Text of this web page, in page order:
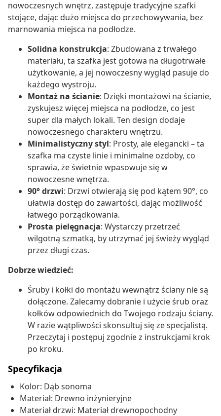
nowoczesnych wnętrz, zastępuje tradycyjne szafki
stojące, dając dużo miejsca do przechowywania, bez
marnowania miejsca na podłodze.
Solidna konstrukcja: Zbudowana z trwałego
materiału, ta szafka jest gotowa na długotrwałe
użytkowanie, a jej nowoczesny wygląd pasuje do
każdego wystroju.
Montaż na ścianie: Dzięki montażowi na ścianie,
zyskujesz więcej miejsca na podłodze, co jest
super dla małych lokali. Ten design dodaje
nowoczesnego charakteru wnętrzu.
Minimalistyczny styl: Prosty, ale elegancki – ta
szafka ma czyste linie i minimalne ozdoby, co
sprawia, że świetnie wpasowuje się w
nowoczesne wnętrza.
90° drzwi: Drzwi otwierają się pod kątem 90°, co
ułatwia dostęp do zawartości, dając możliwość
łatwego porządkowania.
Prosta pielęgnacja: Wystarczy przetrzeć
wilgotną szmatką, by utrzymać jej świeży wygląd
przez długi czas.
Dobrze wiedzieć:
Śruby i kołki do montażu wewnątrz ściany nie są
dołączone. Zalecamy dobranie i użycie śrub oraz
kołków odpowiednich do Twojego rodzaju ściany.
W razie wątpliwości skonsultuj się ze specjalistą.
Przeczytaj i postępuj zgodnie z instrukcjami krok
po kroku.
Specyfikacja
Kolor: Dąb sonoma
Materiał: Drewno inżynieryjne
Materiał drzwi: Materiał drewnopochodny